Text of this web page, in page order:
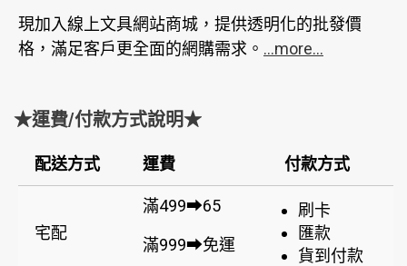
現加入線上文具網站商城，提供透明化的批發價
格，滿足客戶更全面的網購需求。 ...more...
★運費/付款方式說明★
配送方式 運費 付款方式
宅配
滿499➡65
滿999➡免運
刷卡
匯款
貨到付款